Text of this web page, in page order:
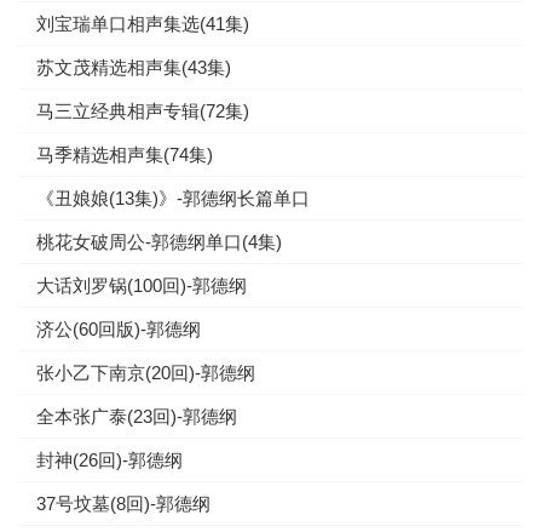
刘宝瑞单口相声集选(41集)
苏文茂精选相声集(43集)
马三立经典相声专辑(72集)
马季精选相声集(74集)
《丑娘娘(13集)》-郭德纲长篇单口
桃花女破周公-郭德纲单口(4集)
大话刘罗锅(100回)-郭德纲
济公(60回版)-郭德纲
张小乙下南京(20回)-郭德纲
全本张广泰(23回)-郭德纲
封神(26回)-郭德纲
37号坟墓(8回)-郭德纲